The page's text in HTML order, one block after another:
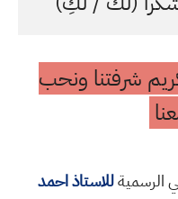
شرفتنا ونحب
الرسميةللاستاذ احمد